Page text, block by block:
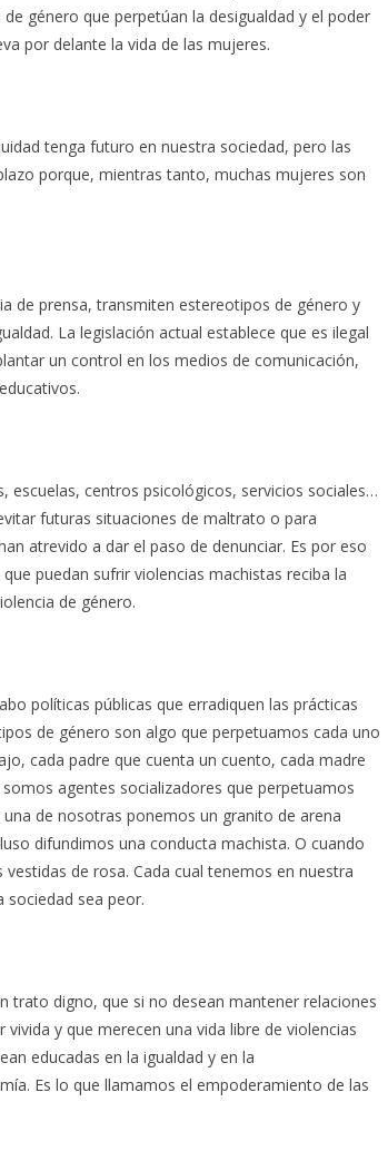
género que perpetúan la desigualdad y el poder
por delante la vida de las mujeres.
tenga futuro en nuestra sociedad, pero las
porque, mientras tanto, muchas mujeres son
de prensa, transmiten estereotipos de género y
La legislación actual establece que es ilegal
un control en los medios de comunicación,
escuelas, centros psicológicos, servicios sociales…
futuras situaciones de maltrato o para
atrevido a dar el paso de denunciar. Es por eso
puedan sufrir violencias machistas reciba la
de género.
políticas públicas que erradiquen las prácticas
de género son algo que perpetuamos cada uno
cada padre que cuenta un cuento, cada madre
agentes socializadores que perpetuamos
de nosotras ponemos un granito de arena
difundimos una conducta machista. O cuando
de rosa. Cada cual tenemos en nuestra
sea peor.
trato digno, que si no desean mantener relaciones
y que merecen una vida libre de violencias
educadas en la igualdad y en la
Es lo que llamamos el empoderamiento de las